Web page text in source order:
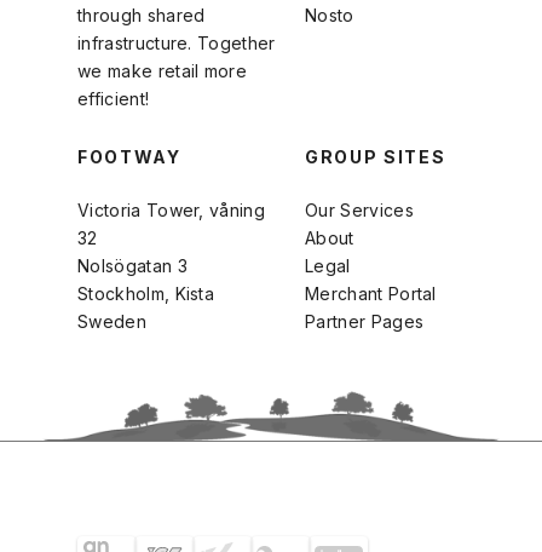
through shared
infrastructure. Together
we make retail more
efficient!
Nosto
FOOTWAY
Victoria Tower, våning
32
Nolsögatan 3
Stockholm, Kista
Sweden
GROUP SITES
Our Services
About
Legal
Merchant Portal
Partner Pages